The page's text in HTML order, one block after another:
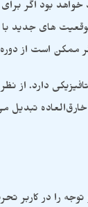
بود اگر
موقعیت های
ممکن است از
دارد.
را در